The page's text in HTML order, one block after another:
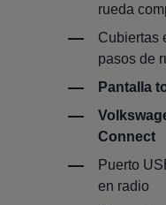
rueda
Cubiertas
pasos de
Pantalla
Connect
Puerto
en radio